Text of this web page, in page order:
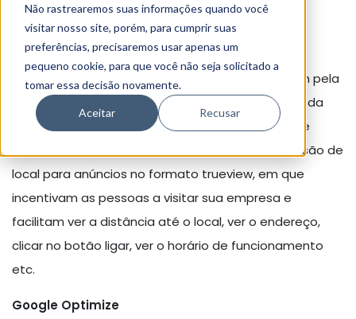
Não rastrearemos suas informações quando você
visitar nosso site, porém, para cumprir suas
preferências, precisaremos usar apenas um
pequeno cookie, para que você não seja solicitado a
tomar essa decisão novamente.
Aceitar Recusar
Extensão de local para Trueview
Comprovado que 20% dos usuários que compram pela
internet assistem conteúdos relacionados antes da
transição. Pensando no user experience, o Google
acaba de divulgar que será permitido criar extensão de
local para anúncios no formato trueview, em que
incentivam as pessoas a visitar sua empresa e
facilitam ver a distância até o local, ver o endereço,
clicar no botão ligar, ver o horário de funcionamento
etc.
Google Optimize